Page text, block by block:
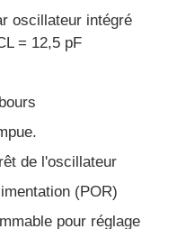
le champ FPGA
oscillateur intégré
= 12,5 pF
de l'oscillateur
(POR)
pour réglage